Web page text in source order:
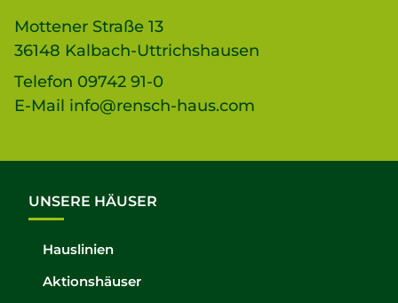
Mottener Straße 13
36148 Kalbach-Uttrichshausen
Telefon 09742 91-0
E-Mail info@rensch-haus.com
UNSERE HÄUSER
Hauslinien
Aktionshäuser